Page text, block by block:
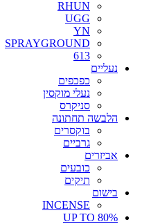
RHUN
UGG
YN
SPRAYGROUND
613
נעליים
כפכפים
נעלי מוקסין
סניקרס
הלבשה תחתונה
בוקסרים
גרביים
אביזרים
כובעים
תיקים
בישום
INCENSE
UP TO 80%